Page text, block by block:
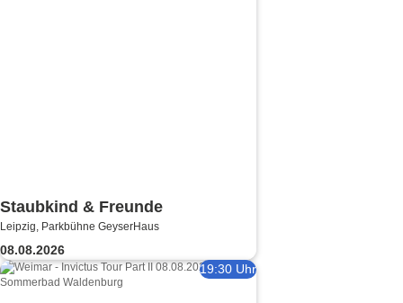
Staubkind & Freunde
Leipzig, Parkbühne GeyserHaus
08.08.2026
19:30 Uhr